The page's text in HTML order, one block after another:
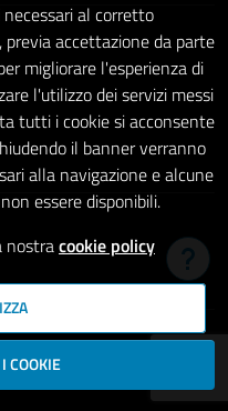
al corretto
accettazione da parte
migliorare l'esperienza di
l'utilizzo dei servizi messi
tutti i cookie si acconsente
il banner verranno
alla navigazione e alcune
essere disponibili.
nostracookie policy
COOKIE
Hai